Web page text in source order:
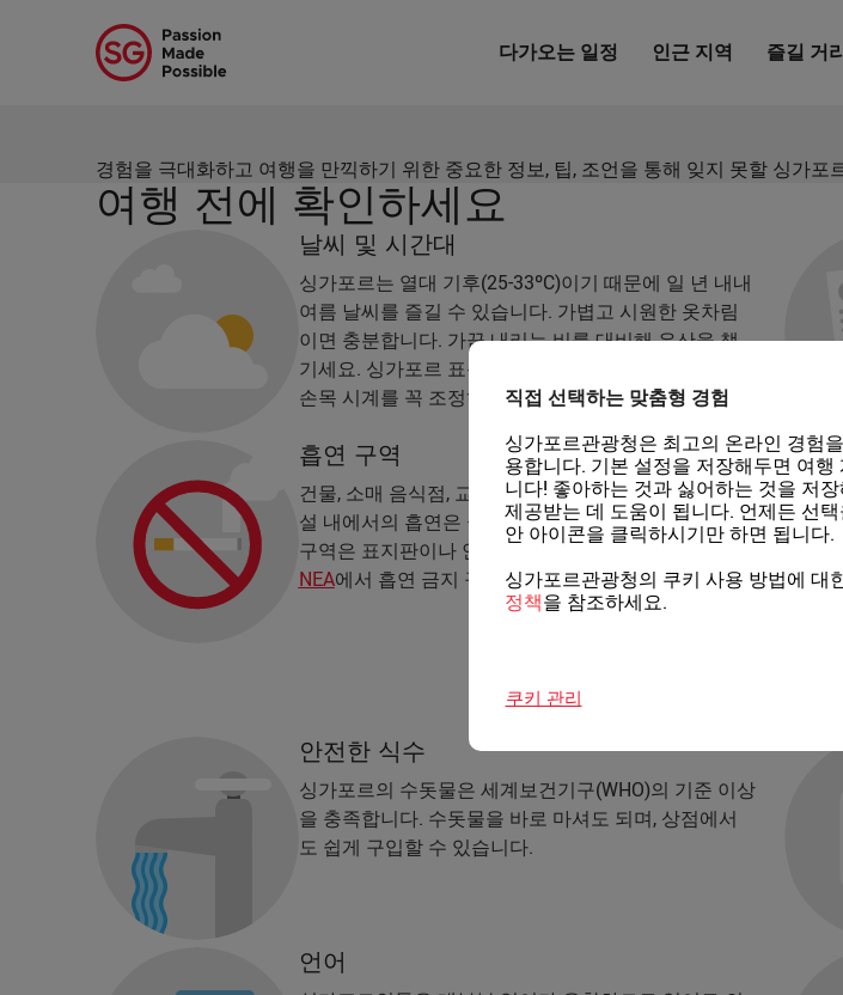
다가오는 일정 인근 지역 즐길 거리
싱가포르 여행 핵심 정보
경험을 극대화하고 여행을 만끽하기 위한 중요한 정보, 팁, 조언을 통해 잊지 못할 싱가포
여행 전에 확인하세요
날씨 및 시간대
싱가포르는 열대 기후(25-33ºC)이기 때문에 일 년 내내
여름 날씨를 즐길 수 있습니다. 가볍고 시원한 옷차림
이면 충분합니다. 가끔 내리는 비를 대비해 우산을 챙
기세요. 싱가포르 표준시는 GMT +8이므로 이에 맞춰
손목 시계를 꼭 조정하세요.
흡연 구역
건물, 소매 음식점, 교통 시설, 대중교통 수단, 스포츠 시
설 내에서의 흡연은 금지되어 있습니다. 지정된 흡연
구역은 표지판이나 안내문으로 표시되어 있습니다.
NEA에서 흡연 금지 구역 전체 목록을 확인하세요.
안전한 식수
싱가포르의 수돗물은 세계보건기구(WHO)의 기준 이상
을 충족합니다. 수돗물을 바로 마셔도 되며, 상점에서
도 쉽게 구입할 수 있습니다.
언어
직접 선택하는 맞춤형 경험
싱가포르관광청은 최고의 온라인 경험
용합니다. 기본 설정을 저장해두면 여
니다! 좋아하는 것과 싫어하는 것을 저
제공받는 데 도움이 됩니다. 언제든 선
안 아이콘을 클릭하시기만 하면 됩니다.
싱가포르관광청의 쿠키 사용 방법에 대
정책을 참조하세요.
쿠키 관리